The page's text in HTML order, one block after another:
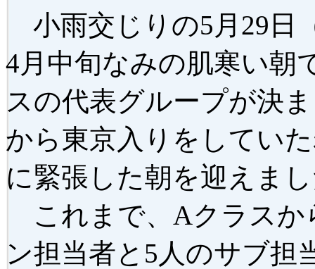
小雨交じりの5月29日
4月中旬なみの肌寒い朝
スの代表グループが決
から東京入りをしてい
に緊張した朝を迎えま
これまで、Aクラスか
ン担当者と5人のサブ担